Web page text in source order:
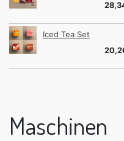
Iced Tea Set
Maschinen